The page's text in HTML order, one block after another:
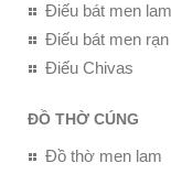
Điếu bát men lam
Điếu bát men rạn
Điếu Chivas
ĐỒ THỜ CÚNG
Đồ thờ men lam